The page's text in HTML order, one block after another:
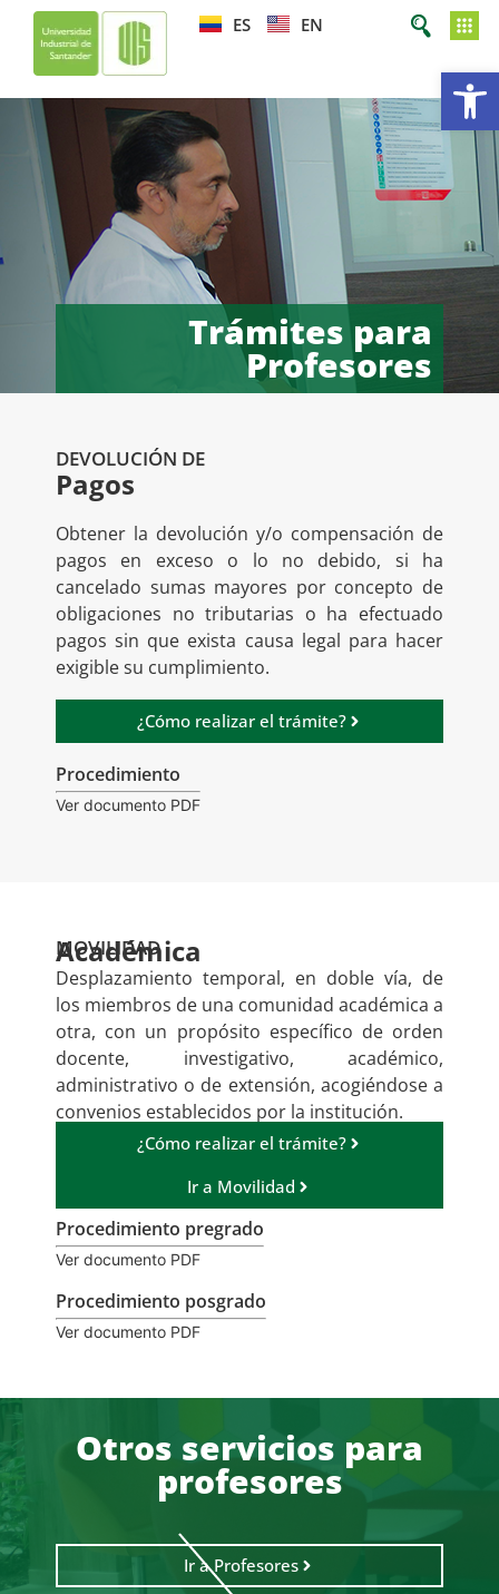
ES EN
Trámites para
Profesores
DEVOLUCIÓN DE
Pagos
Obtener la devolución y/o compensación de
pagos en exceso o lo no debido, si ha
cancelado sumas mayores por concepto de
obligaciones no tributarias o ha efectuado
pagos sin que exista causa legal para hacer
exigible su cumplimiento.
¿Cómo realizar el trámite?
Procedimiento
Ver documento PDF
MOVILIDAD
Académica
Desplazamiento temporal, en doble vía, de
los miembros de una comunidad académica a
otra, con un propósito específico de orden
docente, investigativo, académico,
administrativo o de extensión, acogiéndose a
convenios establecidos por la institución.
¿Cómo realizar el trámite?
Ir a Movilidad
Procedimiento pregrado
Ver documento PDF
Procedimiento posgrado
Ver documento PDF
Otros servicios para
profesores
Ir a Profesores